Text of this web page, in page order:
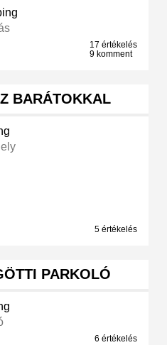
17 értékelés
9 komment
BARÁTOKKAL
5 értékelés
PARKOLÓ
6 értékelés